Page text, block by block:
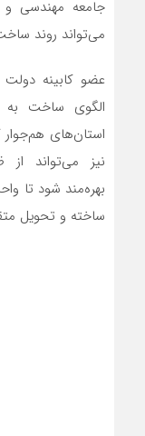
جامعه مهندسی
می‌تواند روند
عضو کابینه دولت
الگوی ساخت به
استان‌های
نیز می‌تواند
بهره‌مند شود تا
ساخته و تحویل